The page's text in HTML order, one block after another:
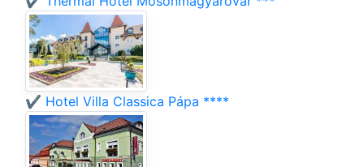
✔️ Hotel Villa Classica Pápa ****